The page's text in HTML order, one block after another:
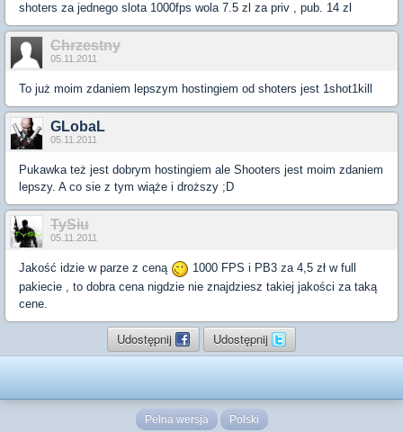
shoters za jednego slota 1000fps wola 7.5 zl za priv , pub. 14 zl
Chrzestny
05.11.2011
To już moim zdaniem lepszym hostingiem od shoters jest 1shot1kill
GLobaL
05.11.2011
Pukawka też jest dobrym hostingiem ale Shooters jest moim zdaniem
lepszy. A co sie z tym wiąże i droższy ;D
TySiu
05.11.2011
Jakość idzie w parze z ceną
1000 FPS i PB3 za 4,5 zł w full
pakiecie , to dobra cena nigdzie nie znajdziesz takiej jakości za taką
cene.
Udostępnij Udostępnij
Pełna wersja Polski